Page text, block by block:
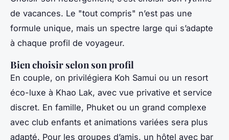
de vacances. Le "tout compris" n’est pas une
formule unique, mais un spectre large qui s’adapte
à chaque profil de voyageur.
Bien choisir selon son profil
En couple, on privilégiera Koh Samui ou un resort
éco-luxe à Khao Lak, avec vue privative et service
discret. En famille, Phuket ou un grand complexe
avec club enfants et animations variées sera plus
adapté. Pour les groupes d’amis, un hôtel avec bar